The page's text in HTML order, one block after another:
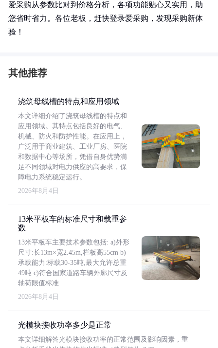
爱采购从参数比对到价格分析，各项功能贴心又实用，助
您省时省力。各位老板，赶快登录爱采购，发现采购新体
验！
其他推荐
浇筑母线槽的特点和应用领域
本文详细介绍了浇筑母线槽的特点和
应用领域。其特点包括良好的电气、
机械、防火和防护性能。在应用上，
广泛用于商业建筑、工业厂房、医院
和数据中心等场所，凭借自身优势满
足不同领域对电力供应的高要求，保
障电力系统稳定运行。
2026年8月4日
13米平板车的标准尺寸和载重参
数
13米平板车主要技术参数包括: a)外形
尺寸:长13m×宽2.45m,栏板高55cm b)
承载能力:标载30-35吨,最大允许总重
49吨 c)符合国家道路车辆外廓尺寸及
轴荷限值标准
2026年8月4日
光模块接收功率多少是正常
本文详细解答光模块接收功率的正常范围及影响因素，重